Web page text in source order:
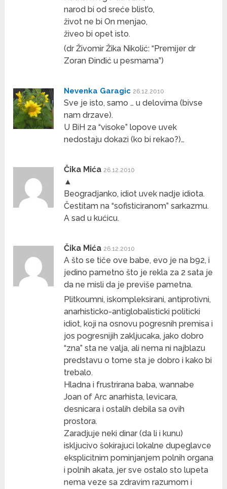
narod bi od sreće blist’o,
život ne bi On menjao,
živeo bi opet isto.
(dr Živomir Žika Nikolić: “Premijer dr
Zoran Đinđić u pesmama”)
Nevenka Garagic 26.12.2010
Sve je isto, samo … u delovima (bivse
nam drzave).
U BiH za “visoke” lopove uvek
nedostaju dokazi (ko bi rekao?)…
Čika Mića 26.12.2010
▲
Beogradjanko, idiot uvek nadje idiota.
Čestitam na “sofisticiranom” sarkazmu.
A sad u kućicu.
Čika Mića 26.12.2010
A što se tiče ove babe, evo je na b92, i
jedino pametno što je rekla za 2 sata je
da ne misli da je previše pametna.
Plitkoumni, iskompleksirani, antiprotivni,
anarhisticko-antiglobalisticki politicki
idiot, koji na osnovu pogresnih premisa i
jos pogresnijih zakljucaka, jako dobro
“zna” sta ne valja, ali nema ni najblazu
predstavu o tome sta je dobro i kako bi
trebalo.
Hladna i frustrirana baba, wannabe
Joan of Arc anarhista, levicara,
desnicara i ostalih debila sa ovih
prostora.
Zaradjuje neki dinar (da li i kunu)
iskljucivo šokirajuci lokalne dupeglavce
eksplicitnim pominjanjem polnih organa
i polnih akata, jer sve ostalo sto lupeta
nema veze sa zdravim razumom i